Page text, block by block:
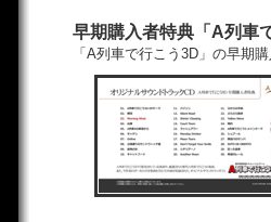
早期購入者特典「A列車
「A列車で行こう3D」の早